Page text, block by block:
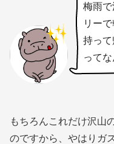
梅雨
リー
持っ
って
もちろんこれだけ沢山
のですから、やはりガ